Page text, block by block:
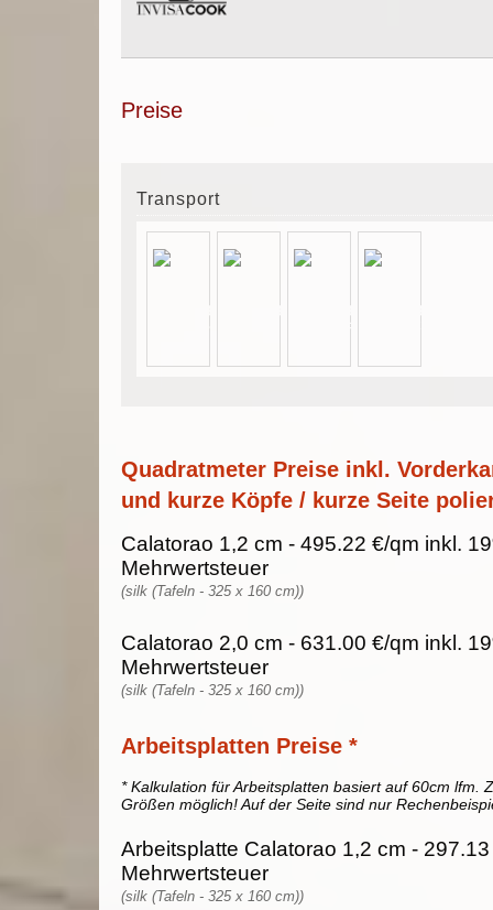
Preise
Transport
Quadratmeter Preise inkl.
und kurze Köpfe / kurze Seite
Calatorao 1,2 cm - 495.22 €/qm inkl.
Mehrwertsteuer
(silk (Tafeln - 325 x 160 cm))
Calatorao 2,0 cm - 631.00 €/qm inkl.
Mehrwertsteuer
(silk (Tafeln - 325 x 160 cm))
Arbeitsplatten Preise *
* Kalkulation für Arbeitsplatten basiert auf 60cm lfm.
Größen möglich! Auf der Seite sind nur
Arbeitsplatte Calatorao 1,2 cm -
Mehrwertsteuer
(silk (Tafeln - 325 x 160 cm))